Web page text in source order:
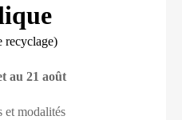
recyclage)
au 21 août
et modalités